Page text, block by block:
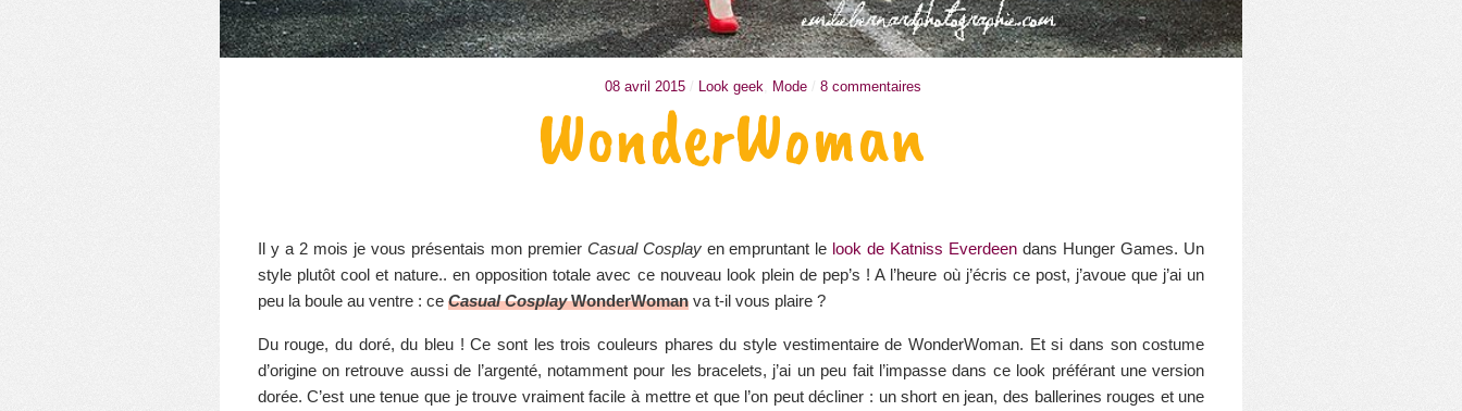
08 avril 2015 / Look geek Mode /8 commentaires
WonderWoman
Il y a 2 mois je vous présentais mon premier Casual Cosplayen empruntant le look de Katniss Everdeen dans Hunger Games. Un
style plutôt cool et nature.. en opposition totale avec ce nouveau look plein de pep’s ! A l’heure où j’écris ce post, j’avoue que j’ai un
peu la boule au ventre : ce Casual CosplayWonderWomanva t-il vous plaire ?
Du rouge, du doré, du bleu ! Ce sont les trois couleurs phares du style vestimentaire de WonderWoman. Et si dans son costume
d’origine on retrouve aussi de l’argenté, notamment pour les bracelets, j’ai un peu fait l’impasse dans ce look préférant une version
dorée. C’est une tenue que je trouve vraiment facile à mettre et que l’on peut décliner : un short en jean, des ballerines rouges et une